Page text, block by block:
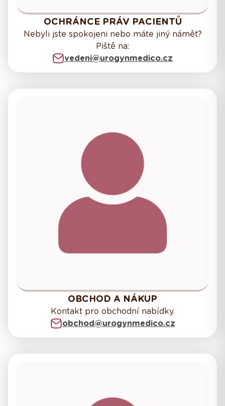
OCHRÁNCE PRÁV PACIENTŮ
Nebyli jste spokojeni nebo máte jiný námět?
Piště na:
vedeni@urogynmedico.cz
OBCHOD A NÁKUP
Kontakt pro obchodní nabídky.
obchod@urogynmedico.cz